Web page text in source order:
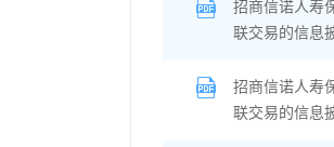
招商信诺人寿
联交易的信息
招商信诺人寿
联交易的信息